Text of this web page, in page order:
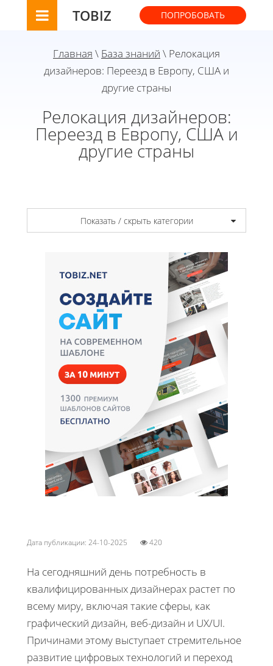
TOBIZ ПОПРОБОВАТЬ
Главная \ База знаний \ Релокация
дизайнеров: Переезд в Европу, США и
другие страны
Релокация дизайнеров:
Переезд в Европу, США и
другие страны
Показать / скрыть категории
Дата публикации: 24-10-2025 420
На сегодняшний день потребность в
квалифицированных дизайнерах растет по
всему миру, включая такие сферы, как
графический дизайн, веб-дизайн и UX/UI.
Причинами этому выступает стремительное
развитие цифровых технологий и переход